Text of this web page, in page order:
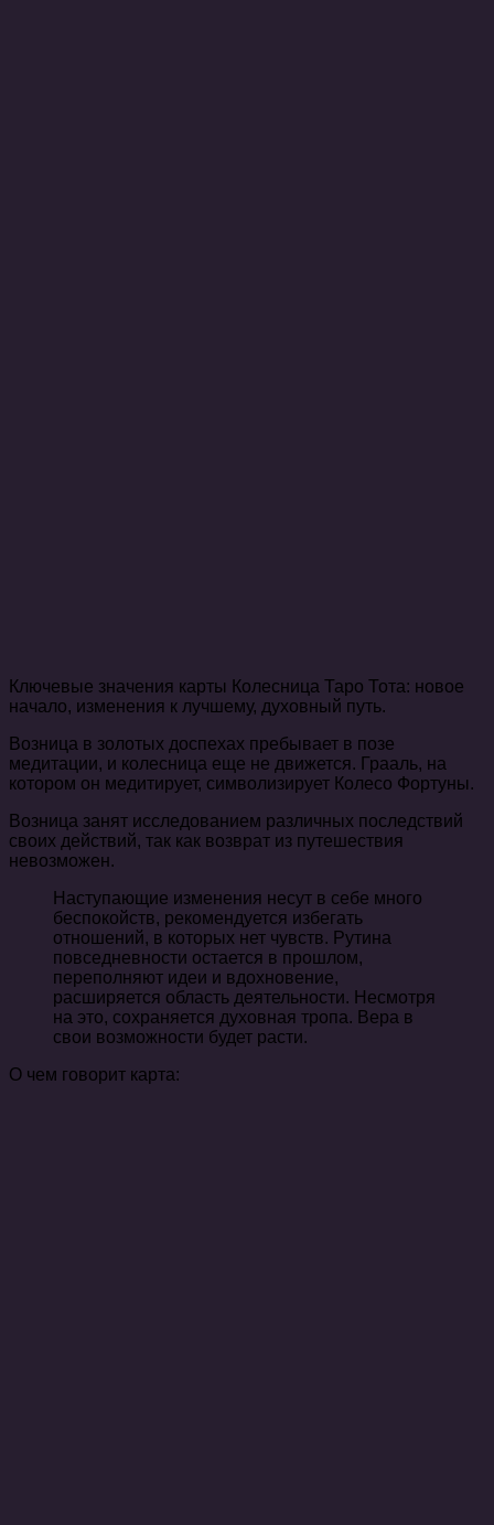
Ключевые значения карты Колесница Таро Тота: новое
начало, изменения к лучшему, духовный путь.
Возница в золотых доспехах пребывает в позе
медитации, и колесница еще не движется. Грааль, на
котором он медитирует, символизирует Колесо Фортуны.
Возница занят исследованием различных последствий
своих действий, так как возврат из путешествия
невозможен.
Наступающие изменения несут в себе много
беспокойств, рекомендуется избегать
отношений, в которых нет чувств. Рутина
повседневности остается в прошлом,
переполняют идеи и вдохновение,
расширяется область деятельности. Несмотря
на это, сохраняется духовная тропа. Вера в
свои возможности будет расти.
О чем говорит карта: